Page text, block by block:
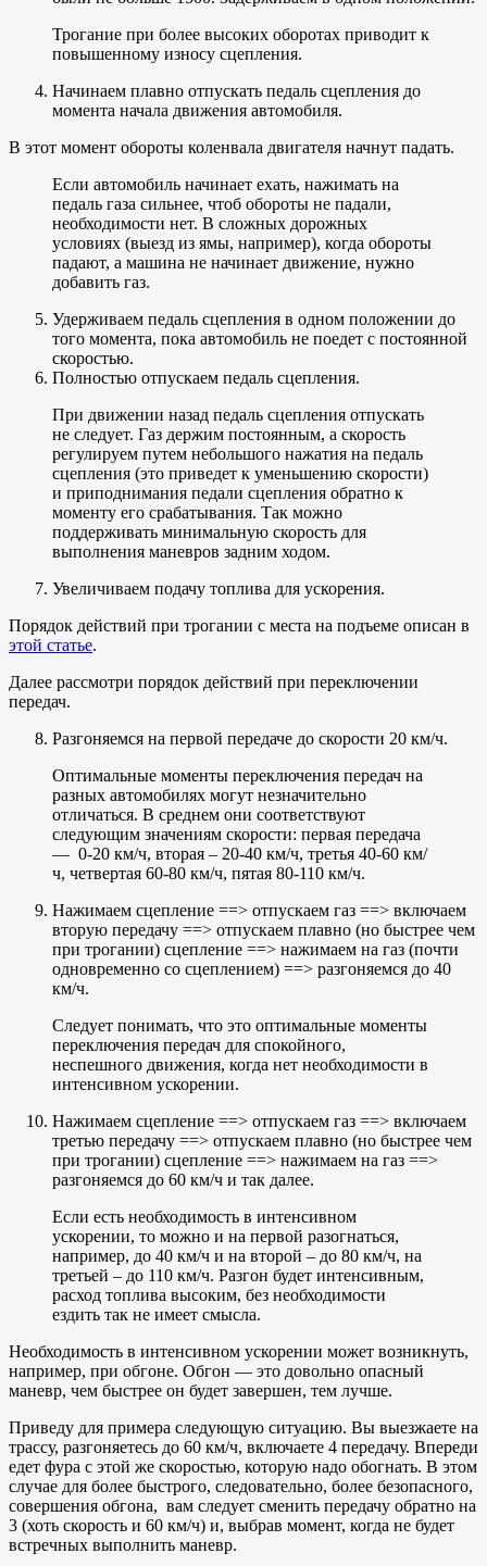
Трогание при более высоких оборотах приводит к
повышенному износу сцепления.
Начинаем плавно отпускать педаль сцепления до
момента начала движения автомобиля.
В этот момент обороты коленвала двигателя начнут падать.
Если автомобиль начинает ехать, нажимать на
педаль газа сильнее, чтоб обороты не падали,
необходимости нет. В сложных дорожных
условиях (выезд из ямы, например), когда обороты
падают, а машина не начинает движение, нужно
добавить газ.
Удерживаем педаль сцепления в одном положении до
того момента, пока автомобиль не поедет с постоянной
скоростью.
Полностью отпускаем педаль сцепления.
При движении назад педаль сцепления отпускать
не следует. Газ держим постоянным, а скорость
регулируем путем небольшого нажатия на педаль
сцепления (это приведет к уменьшению скорости)
и приподнимания педали сцепления обратно к
моменту его срабатывания. Так можно
поддерживать минимальную скорость для
выполнения маневров задним ходом.
Увеличиваем подачу топлива для ускорения.
Порядок действий при трогании с места на подъеме описан в
этой статье.
Далее рассмотри порядок действий при переключении
передач.
Разгоняемся на первой передаче до скорости 20 км/ч.
Оптимальные моменты переключения передач на
разных автомобилях могут незначительно
отличаться. В среднем они соответствуют
следующим значениям скорости: первая передача
— 0-20 км/ч, вторая – 20-40 км/ч, третья 40-60 км/
ч, четвертая 60-80 км/ч, пятая 80-110 км/ч.
Нажимаем сцепление ==> отпускаем газ ==> включаем
вторую передачу ==> отпускаем плавно (но быстрее чем
при трогании) сцепление ==> нажимаем на газ (почти
одновременно со сцеплением) ==> разгоняемся до 40
км/ч.
Следует понимать, что это оптимальные моменты
переключения передач для спокойного,
неспешного движения, когда нет необходимости в
интенсивном ускорении.
Нажимаем сцепление ==> отпускаем газ ==> включаем
третью передачу ==> отпускаем плавно (но быстрее чем
при трогании) сцепление ==> нажимаем на газ ==>
разгоняемся до 60 км/ч и так далее.
Если есть необходимость в интенсивном
ускорении, то можно и на первой разогнаться,
например, до 40 км/ч и на второй – до 80 км/ч, на
третьей – до 110 км/ч. Разгон будет интенсивным,
расход топлива высоким, без необходимости
ездить так не имеет смысла.
Необходимость в интенсивном ускорении может возникнуть,
например, при обгоне. Обгон — это довольно опасный
маневр, чем быстрее он будет завершен, тем лучше.
Приведу для примера следующую ситуацию. Вы выезжаете на
трассу, разгоняетесь до 60 км/ч, включаете 4 передачу. Впереди
едет фура с этой же скоростью, которую надо обогнать. В этом
случае для более быстрого, следовательно, более безопасного,
совершения обгона, вам следует сменить передачу обратно на
3 (хоть скорость и 60 км/ч) и, выбрав момент, когда не будет
встречных выполнить маневр.